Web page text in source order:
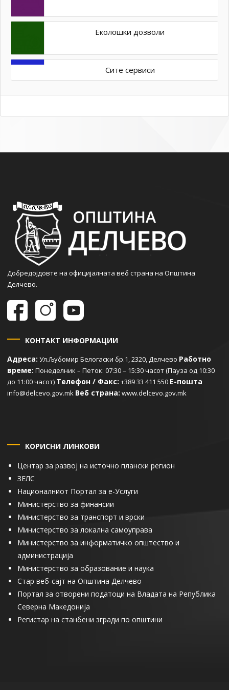
Еколошки дозволи
Сите сервиси
Добредојдовте на официјалната веб страна на Општина
Делчево.
КОНТАКТ ИНФОРМАЦИИ
Адреса: Ул.Љубомир Белогаски бр.1, 2320, Делчево Работно
време: Понеделник – Петок: 07:30 – 15:30 часот (Пауза од 10:30
до 11:00 часот) Телефон / Факс: +389 33 411 550 Е-пошта
info@delcevo.gov.mk Веб страна: www.delcevo.gov.mk
КОРИСНИ ЛИНКОВИ
Центар за развој на источно плански регион
ЗЕЛС
Националниот Портал за е-Услуги
Министерство за финансии
Министерство за транспорт и врски
Министерство за локална самоуправа
Министерство за информатичко општество и
администрација
Министерство за образование и наука
Стар веб-сајт на Општина Делчево
Портал за отворени податоци на Владата на Република
Северна Македонија
Регистар на станбени згради по општини